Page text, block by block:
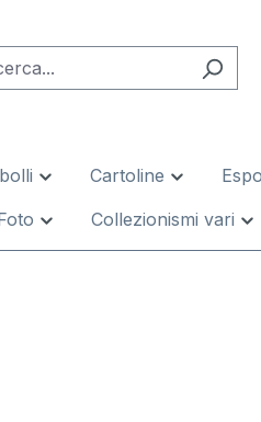
Cartoline
Collezionismi vari